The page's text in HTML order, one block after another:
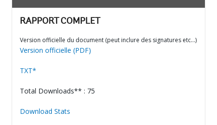
RAPPORT COMPLET
Version officielle du document (peut inclure des signatures etc…)
Version officielle (PDF)
TXT*
Total Downloads** : 75
Download Stats